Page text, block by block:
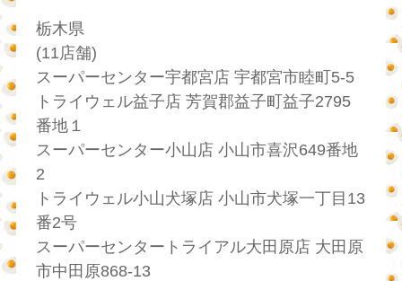
栃木県
(11店舗)
スーパーセンター宇都宮店 宇都宮市睦町5-5
トライウェル益子店 芳賀郡益子町益子2795
番地１
スーパーセンター小山店 小山市喜沢649番地
2
トライウェル小山犬塚店 小山市犬塚一丁目13
番2号
スーパーセンタートライアル大田原店 大田原
市中田原868-13